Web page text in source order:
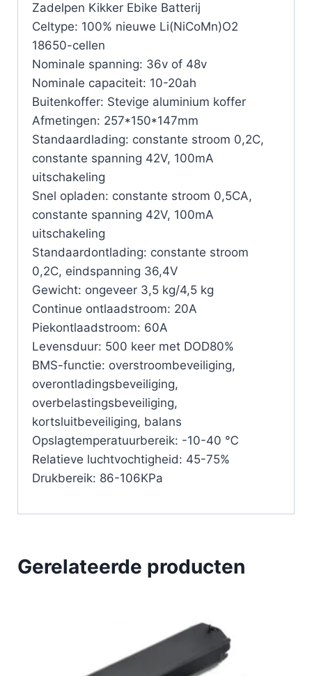
Zadelpen Kikker Ebike Batterij
Celtype: 100% nieuwe Li(NiCoMn)O2
18650-cellen
Nominale spanning: 36v of 48v
Nominale capaciteit: 10-20ah
Buitenkoffer: Stevige aluminium koffer
Afmetingen: 257*150*147mm
Standaardlading: constante stroom 0,2C,
constante spanning 42V, 100mA
uitschakeling
Snel opladen: constante stroom 0,5CA,
constante spanning 42V, 100mA
uitschakeling
Standaardontlading: constante stroom
0,2C, eindspanning 36,4V
Gewicht: ongeveer 3,5 kg/4,5 kg
Continue ontlaadstroom: 20A
Piekontlaadstroom: 60A
Levensduur: 500 keer met DOD80%
BMS-functie: overstroombeveiliging,
overontladingsbeveiliging,
overbelastingsbeveiliging,
kortsluitbeveiliging, balans
Opslagtemperatuurbereik: -10-40 ℃
Relatieve luchtvochtigheid: 45-75%
Drukbereik: 86-106KPa
Gerelateerde producten